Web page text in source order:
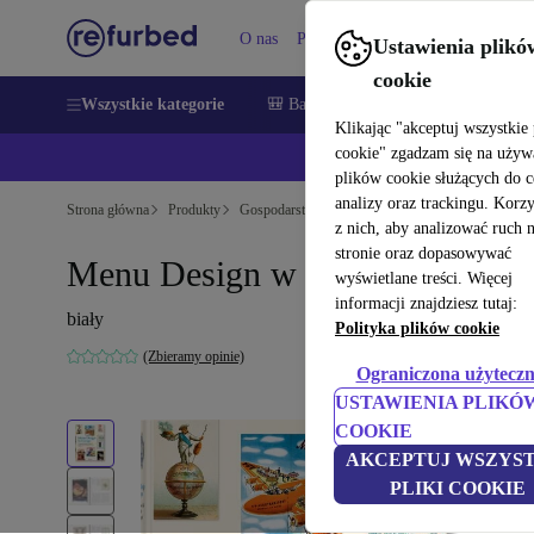
Ustawienia
cookie
Klikając "akceptuj
cookie" zgadzam się na
plików cookie służących do
analizy oraz trackingu.
z nich, aby analizować ruch
stronie oraz dopasowywać
wyświetlane treści. Więcej
informacji znajdziesz tutaj:
Polityka plików cookie
Ograniczona
USTAWIENIA
COOKIE
AKCEPTUJ
PLIKI COOKIE
O nas Pomoc
Wszystkie kategorie 🎒 Back to school
Strona główna Produkty Gospodarstwo domowe Meble
Menu Design w Europe
biały
(Zbieramy opinie)